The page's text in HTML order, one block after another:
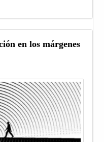
en los márgenes